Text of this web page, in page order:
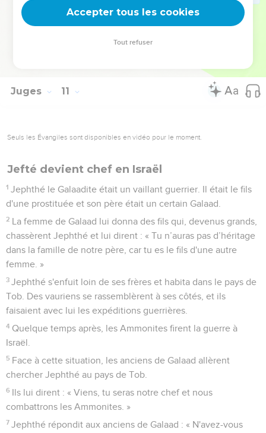
en Galaad. De leur côté, les Israélites se rassemblèrent et
installèrent leur camp à Mitspa.
Le peuple et les chefs de Galaad se dirent l'un à l'autre :
Ammonites ? Il sera le chef de tous les habitants de Galaad. »
Juges 11
Seuls les Évangiles sont disponibles en vidéo pour le moment.
Jefté devient chef en Israël
1 Jephthé le Galaadite était un vaillant guerrier. Il était le fils
d'une prostituée et son père était un certain Galaad.
2 La femme de Galaad lui donna des fils qui, devenus grands,
chassèrent Jephthé et lui dirent : « Tu n’auras pas d’héritage
dans la famille de notre père, car tu es le fils d'une autre
femme. »
3 Jephthé s'enfuit loin de ses frères et habita dans le pays de
Tob. Des vauriens se rassemblèrent à ses côtés, et ils
faisaient avec lui les expéditions guerrières.
4 Quelque temps après, les Ammonites firent la guerre à
Israël.
5 Face à cette situation, les anciens de Galaad allèrent
chercher Jephthé au pays de Tob.
6 Ils lui dirent : « Viens, tu seras notre chef et nous
combattrons les Ammonites. »
7 Jephthé répondit aux anciens de Galaad : « N'avez-vous
Accepter tous les cookies
Tout refuser